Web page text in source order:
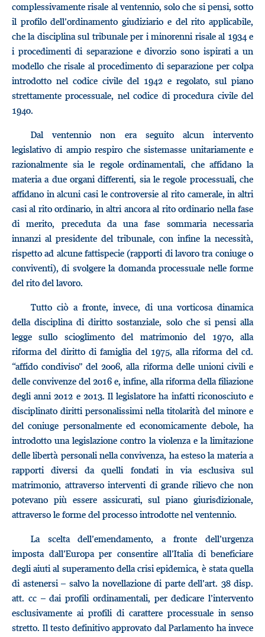
complessivamente risale al ventennio, solo che si pensi, sotto
il profilo dell’ordinamento giudiziario e del rito applicabile,
che la disciplina sul tribunale per i minorenni risale al 1934 e
i procedimenti di separazione e divorzio sono ispirati a un
modello che risale al procedimento di separazione per colpa
introdotto nel codice civile del 1942 e regolato, sul piano
strettamente processuale, nel codice di procedura civile del
1940.
Dal ventennio non era seguito alcun intervento
legislativo di ampio respiro che sistemasse unitariamente e
razionalmente sia le regole ordinamentali, che affidano la
materia a due organi differenti, sia le regole processuali, che
affidano in alcuni casi le controversie al rito camerale, in altri
casi al rito ordinario, in altri ancora al rito ordinario nella fase
di merito, preceduta da una fase sommaria necessaria
innanzi al presidente del tribunale, con infine la necessità,
rispetto ad alcune fattispecie (rapporti di lavoro tra coniuge o
conviventi), di svolgere la domanda processuale nelle forme
del rito del lavoro.
Tutto ciò a fronte, invece, di una vorticosa dinamica
della disciplina di diritto sostanziale, solo che si pensi alla
legge sullo scioglimento del matrimonio del 1970, alla
riforma del diritto di famiglia del 1975, alla riforma del cd.
“affido condiviso” del 2006, alla riforma delle unioni civili e
delle convivenze del 2016 e, infine, alla riforma della filiazione
degli anni 2012 e 2013. Il legislatore ha infatti riconosciuto e
disciplinato diritti personalissimi nella titolarità del minore e
del coniuge personalmente ed economicamente debole, ha
introdotto una legislazione contro la violenza e la limitazione
delle libertà personali nella convivenza, ha esteso la materia a
rapporti diversi da quelli fondati in via esclusiva sul
matrimonio, attraverso interventi di grande rilievo che non
potevano più essere assicurati, sul piano giurisdizionale,
attraverso le forme del processo introdotte nel ventennio.
La scelta dell’emendamento, a fronte dell’urgenza
imposta dall’Europa per consentire all’Italia di beneficiare
degli aiuti al superamento della crisi epidemica, è stata quella
di astenersi – salvo la novellazione di parte dell’art. 38 disp.
att. cc – dai profili ordinamentali, per dedicare l’intervento
esclusivamente ai profili di carattere processuale in senso
stretto. Il testo definitivo approvato dal Parlamento ha invece